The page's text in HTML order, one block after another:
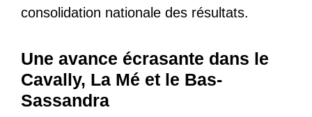
consolidation nationale des résultats.
Une avance écrasante dans le
Cavally, La Mé et le Bas-
Sassandra